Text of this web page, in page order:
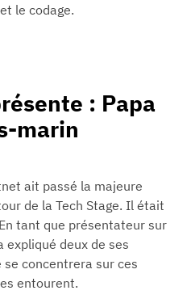
le codage.
: Papa
marin
ait passé la majeure
de la Tech Stage. Il était
tant que présentateur sur
deux de ses
concentrera sur ces
entourent.